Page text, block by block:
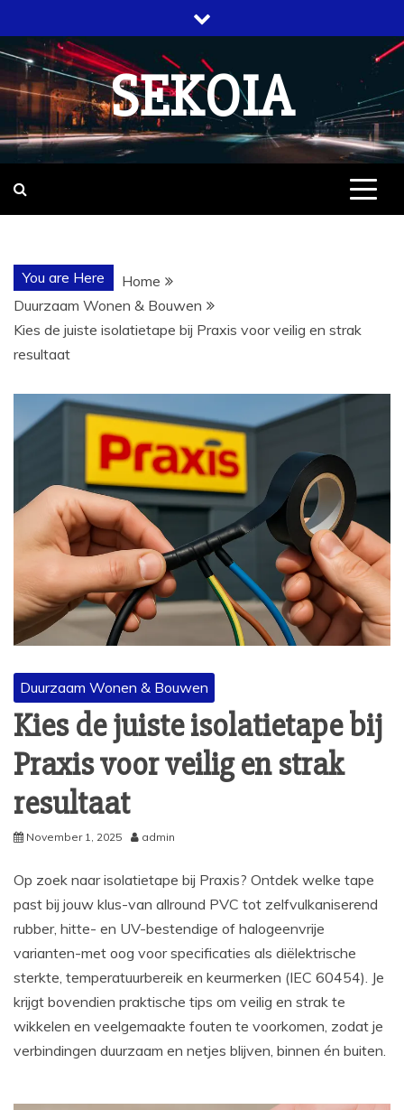
to
content
SEKOIA
You are Here
Home
Duurzaam Wonen & Bouwen
Kies de juiste isolatietape bij Praxis voor veilig en strak
resultaat
Duurzaam Wonen & Bouwen
Kies de juiste isolatietape bij
Praxis voor veilig en strak
resultaat
November 1, 2025 admin
Op zoek naar isolatietape bij Praxis? Ontdek welke tape
past bij jouw klus-van allround PVC tot zelfvulkaniserend
rubber, hitte- en UV-bestendige of halogeenvrije
varianten-met oog voor specificaties als diëlektrische
sterkte, temperatuurbereik en keurmerken (IEC 60454). Je
krijgt bovendien praktische tips om veilig en strak te
wikkelen en veelgemaakte fouten te voorkomen, zodat je
verbindingen duurzaam en netjes blijven, binnen én buiten.